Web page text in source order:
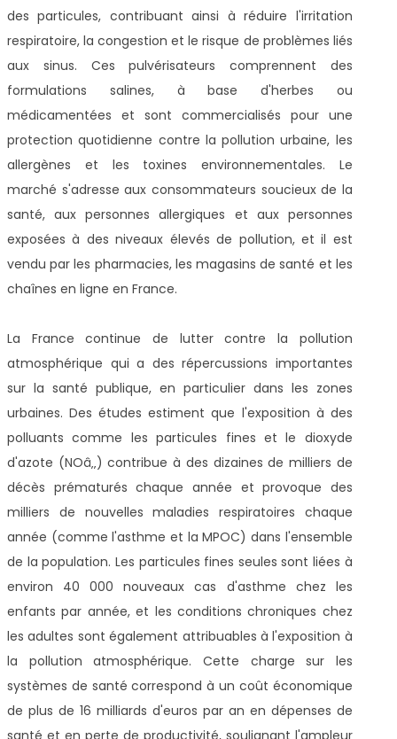
des particules, contribuant ainsi à réduire l'irritation
respiratoire, la congestion et le risque de problèmes liés
aux sinus. Ces pulvérisateurs comprennent des
formulations salines, à base d'herbes ou
médicamentées et sont commercialisés pour une
protection quotidienne contre la pollution urbaine, les
allergènes et les toxines environnementales. Le
marché s'adresse aux consommateurs soucieux de la
santé, aux personnes allergiques et aux personnes
exposées à des niveaux élevés de pollution, et il est
vendu par les pharmacies, les magasins de santé et les
chaînes en ligne en France.
La France continue de lutter contre la pollution
atmosphérique qui a des répercussions importantes
sur la santé publique, en particulier dans les zones
urbaines. Des études estiment que l'exposition à des
polluants comme les particules fines et le dioxyde
d'azote (NOâ‚‚) contribue à des dizaines de milliers de
décès prématurés chaque année et provoque des
milliers de nouvelles maladies respiratoires chaque
année (comme l'asthme et la MPOC) dans l'ensemble
de la population. Les particules fines seules sont liées à
environ 40 000 nouveaux cas d'asthme chez les
enfants par année, et les conditions chroniques chez
les adultes sont également attribuables à l'exposition à
la pollution atmosphérique. Cette charge sur les
systèmes de santé correspond à un coût économique
de plus de 16 milliards d'euros par an en dépenses de
santé et en perte de productivité, soulignant l'ampleur